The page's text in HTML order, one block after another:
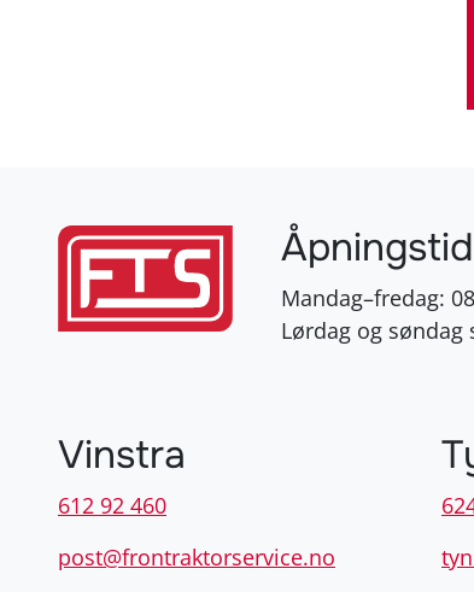
Mandag–fredag:
Lørdag og søndag
Vinstra
612 92 460
post@frontraktorservice.no